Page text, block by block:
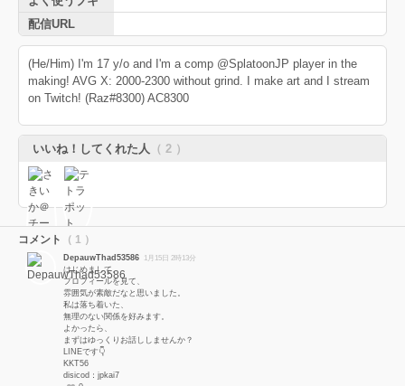
配信URL
(He/Him) I'm 17 y/o and I'm a comp @SplatoonJP player in the
making! AVG X: 2000-2300 without grind. I make art and I stream
on Twitch! (Raz#8300) AC8300
いいね！してくれた人 （ 2 ）
コメント （ 1 ）
DepauwThad53586 1月15日 2時13分
はじめまして。
プロフィールを見て、
雰囲気が素敵だなと思いました。
私は落ち着いた、
無理のない関係を好みます。
よかったら、
まずはゆっくりお話ししませんか？
LINEです👇
KKT56
disicod：jpkai7